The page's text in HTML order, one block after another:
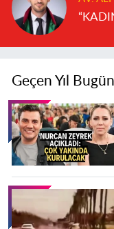
Geçen Yıl Bugün